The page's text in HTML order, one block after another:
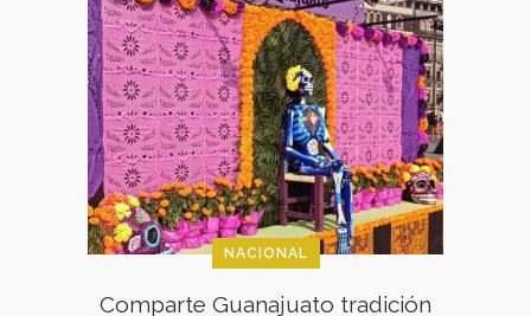
NACIONAL
Comparte Guanajuato tradición